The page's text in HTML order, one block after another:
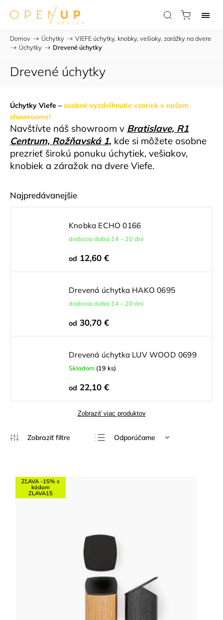
Domov / Úchytky /
VIEFE úchytky, knobky, vešiaky, zarážky na dvere
/
Úchytky / Drevené úchytky
Drevené úchytky
Úchytky Viefe – osobné vyzdvihnutie vzoriek v našom
showroome!
Navštívte náš showroom v Bratislave, R1
Centrum, Rožňavská 1, kde si môžete osobne
prezrieť širokú ponuku úchytiek, vešiakov,
knobiek a záražok na dvere Viefe.
Najpredávanejšie
Knobka ECHO 0166
dodacia doba 14 – 20 dní
od 12,60 €
Drevená úchytka HAKO 0695
dodacia doba 14 – 20 dní
od 30,70 €
Drevená úchytka LUV WOOD 0699
Skladom (19 ks)
od 22,10 €
Zobraziť viac produktov
Odporúčame
ZĽAVA -15% s
kódom
ZLAVA15